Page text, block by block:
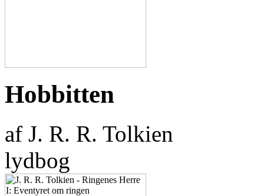
Hobbitten
af J. R. R. Tolkien
lydbog